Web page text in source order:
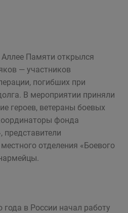
Памяти открылся
— участников
погибших при
В мероприятии приняли
героев, ветераны боевых
фонда
представители
отделения «Боевого
в России начал работу